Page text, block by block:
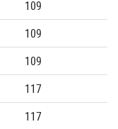
109
109
109
117
117